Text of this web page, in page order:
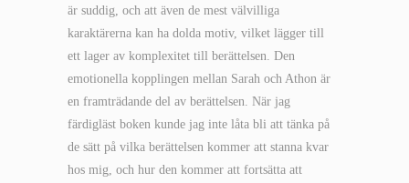
är suddig, och att även de mest välvilliga
karaktärerna kan ha dolda motiv, vilket lägger till
ett lager av komplexitet till berättelsen. Den
emotionella kopplingen mellan Sarah och Athon är
en framträdande del av berättelsen. När jag
färdigläst boken kunde jag inte låta bli att tänka på
de sätt på vilka berättelsen kommer att stanna kvar
hos mig, och hur den kommer att fortsätta att